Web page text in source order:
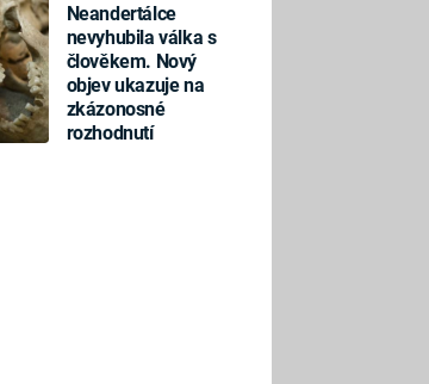
Neandertálce
nevyhubila válka s
člověkem. Nový
objev ukazuje na
zkázonosné
rozhodnutí